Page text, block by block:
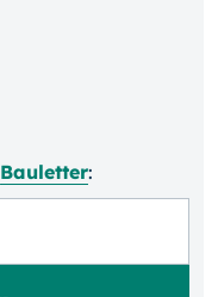
Bauletter: